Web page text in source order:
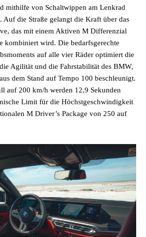
mithilfe von Schaltwippen am Lenkrad
Auf die Straße gelangt die Kraft über das
das mit einem Aktiven M Differenzial
kombiniert wird. Die bedarfsgerechte
auf alle vier Räder optimiert die
Agilität und die Fahrstabilität des BMW,
dem Stand auf Tempo 100 beschleunigt.
auf 200 km/h werden 12,9 Sekunden
Limit für die Höchstgeschwindigkeit
M Driver’s Package von 250 auf